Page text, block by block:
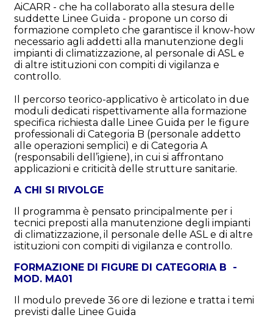
AiCARR - che ha collaborato alla stesura delle
suddette Linee Guida - propone un corso di
formazione completo che garantisce il know-how
necessario agli addetti alla manutenzione degli
impianti di climatizzazione, al personale di ASL e
di altre istituzioni con compiti di vigilanza e
controllo.
Il percorso teorico-applicativo è articolato in due
moduli dedicati rispettivamente alla formazione
specifica richiesta dalle Linee Guida per le figure
professionali di Categoria B (personale addetto
alle operazioni semplici) e di Categoria A
(responsabili dell’igiene), in cui si affrontano
applicazioni e criticità delle strutture sanitarie.
A CHI SI RIVOLGE
Il programma è pensato principalmente per i
tecnici preposti alla manutenzione degli impianti
di climatizzazione, il personale delle ASL e di altre
istituzioni con compiti di vigilanza e controllo.
FORMAZIONE DI FIGURE DI CATEGORIA B -
MOD. MA01
Il modulo prevede 36 ore di lezione e tratta i temi
previsti dalle Linee Guida